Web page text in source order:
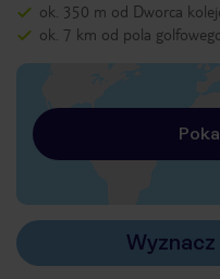
ok. 350 m od Dworca
ok. 7 km od pola